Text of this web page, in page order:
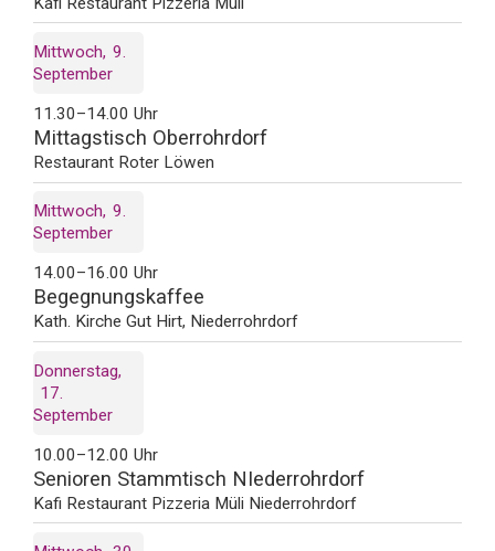
Mittwoch 9
September
11.30–14.00 Uhr
Mittagstisch Oberrohrdorf
Restaurant Roter Löwen
Mittwoch 9
September
14.00–16.00 Uhr
Begegnungskaffee
Kath. Kirche Gut Hirt, Niederrohrdorf
Donnerstag
17
September
10.00–12.00 Uhr
Senioren Stammtisch NIederrohrdorf
Kafi Restaurant Pizzeria Müli Niederrohrdorf